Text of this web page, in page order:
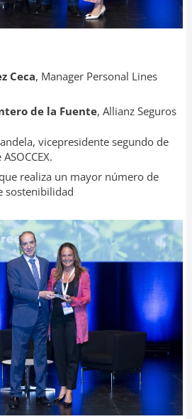
Ceca, Manager Personal Lines
de la Fuente, Allianz Seguros
vicepresidente segundo de
realiza un mayor número de
sostenibilidad